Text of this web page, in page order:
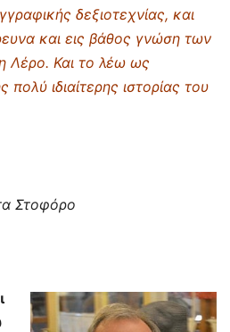
δεξιοτεχνίας, και
και εις βάθος γνώση των
Λέρο. Και το λέω ως
πολύ ιδιαίτερης ιστορίας του
Στοφόρο